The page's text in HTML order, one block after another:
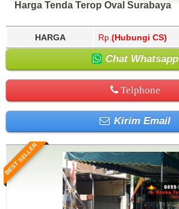
Harga Tenda Terop Oval Surabaya
HARGA Rp. (Hubungi CS)
Chat Whatsapp
Telphone
Kirim Email
BEST SELLER